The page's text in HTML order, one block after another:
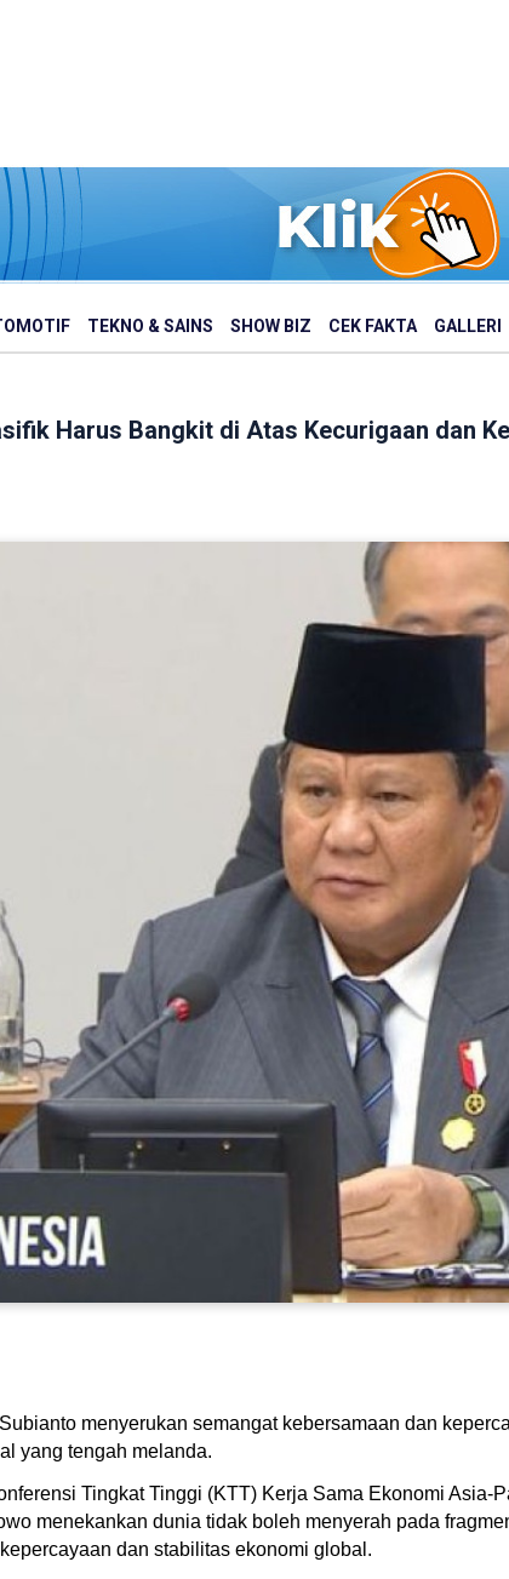
TEKNO & SAINS SHOW BIZ CEK FAKTA GALLERI
Harus Bangkit di Atas Kecurigaan dan
menyerukan semangat kebersamaan dan
yang tengah melanda.
Tingkat Tinggi (KTT) Kerja Sama Ekonomi Asia-
menekankan dunia tidak boleh menyerah pada
dan stabilitas ekonomi global.